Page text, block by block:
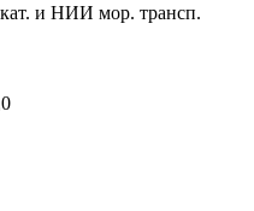
и НИИ мор. трансп.